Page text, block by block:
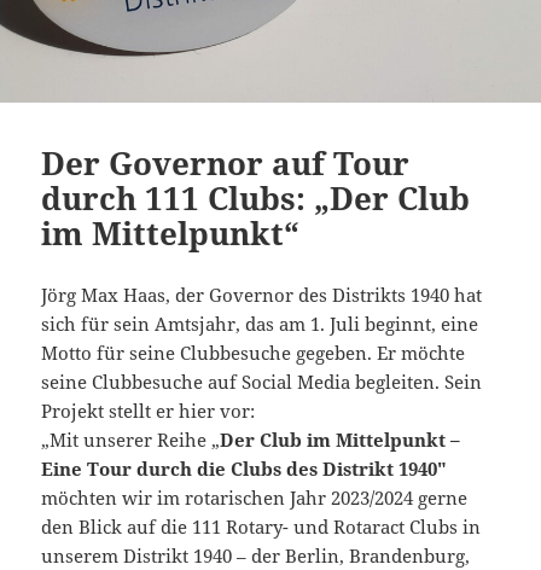
Der Governor auf Tour
durch 111 Clubs: „Der Club
im Mittelpunkt“
Jörg Max Haas, der Governor des Distrikts 1940 hat
sich für sein Amtsjahr, das am 1. Juli beginnt, eine
Motto für seine Clubbesuche gegeben. Er möchte
seine Clubbesuche auf Social Media begleiten. Sein
Projekt stellt er hier vor:
„Mit unserer Reihe „Der Club im Mittelpunkt –
Eine Tour durch die Clubs des Distrikt 1940″
möchten wir im rotarischen Jahr 2023/2024 gerne
den Blick auf die 111 Rotary- und Rotaract Clubs in
unserem Distrikt 1940 – der Berlin, Brandenburg,